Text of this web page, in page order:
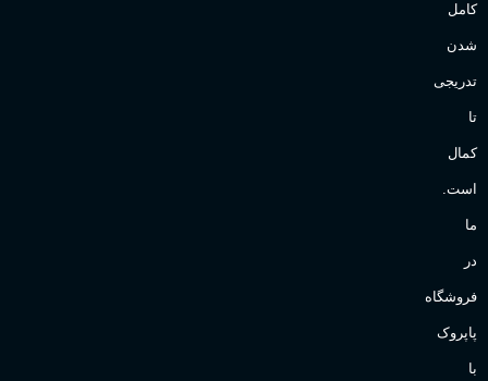
کامل
شدن
تدریجی
تا
کمال
است.
ما
در
فروشگاه
پاپروک
با